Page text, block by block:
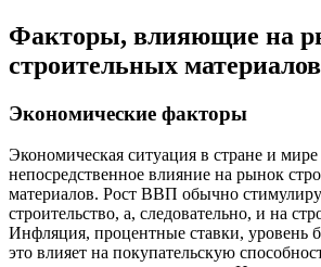
Факторы, влияющие на
строительных материалов
Экономические факторы
Экономическая ситуация в стране и мире
непосредственное влияние на рынок
материалов. Рост ВВП обычно
строительство, а, следовательно, и на
Инфляция, процентные ставки, уровень
это влияет на покупательскую